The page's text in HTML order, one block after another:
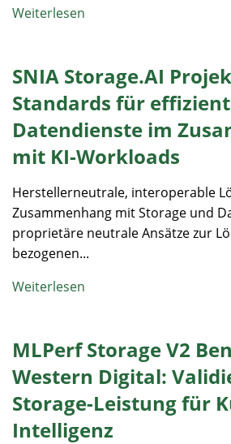
Weiterlesen
SNIA Storage.AI
Standards für
Datendienste im
mit KI-Workloads
Herstellerneutrale, interoperable
Zusammenhang mit Storage und
proprietäre neutrale Ansätze zur
bezogenen...
Weiterlesen
MLPerf Storage V2
Western Digital:
Storage-Leistung für
Intelligenz